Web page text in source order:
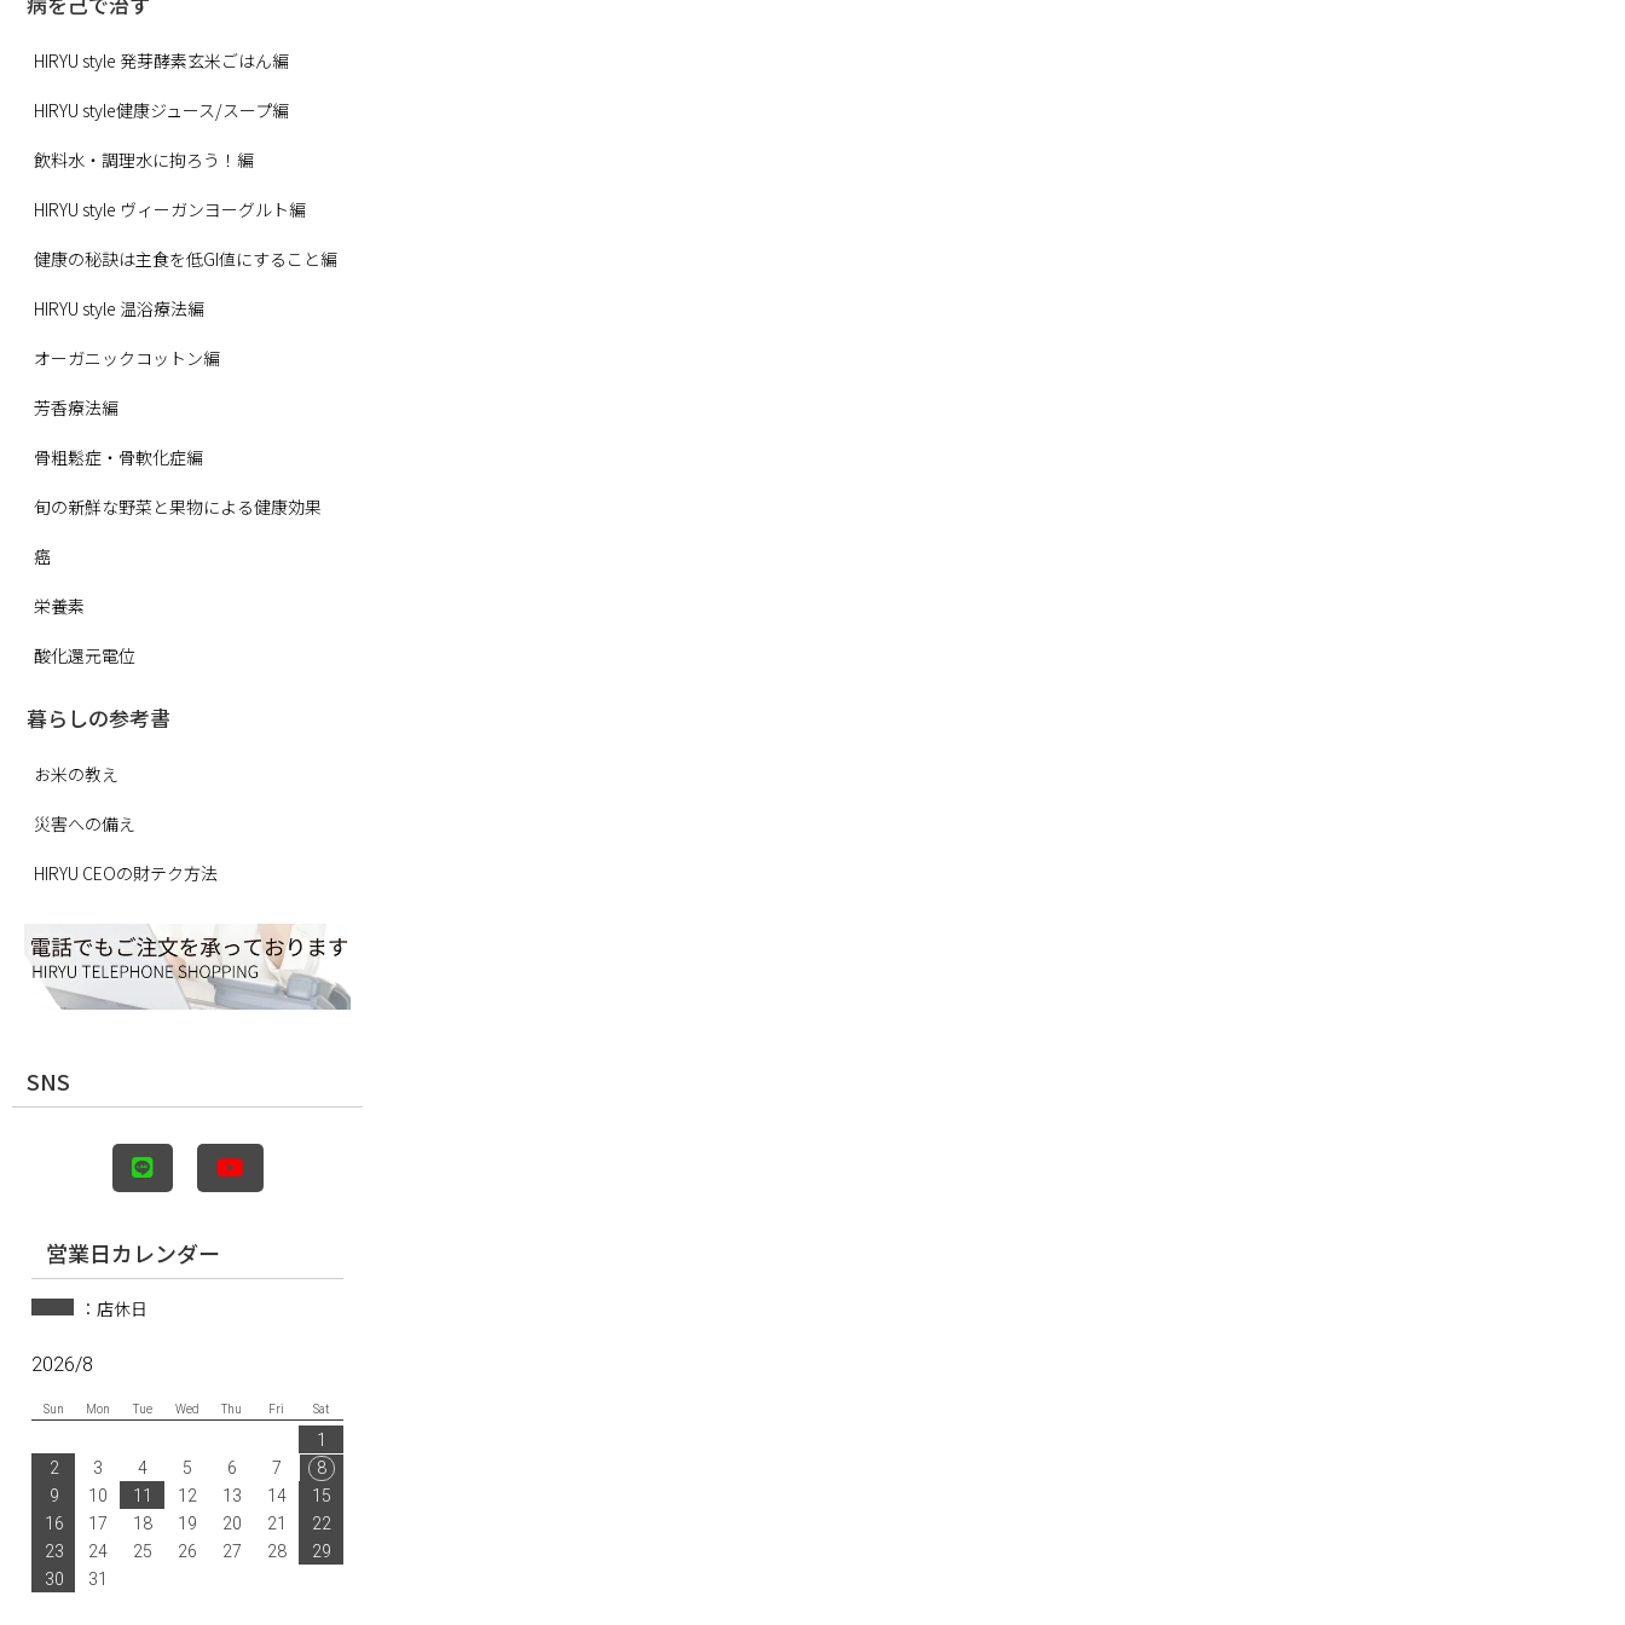
HIRYU style 発芽酵素玄米ごはん編
HIRYU style健康ジュース/スープ編
飲料水・調理水に拘ろう！編
HIRYU style ヴィーガンヨーグルト編
健康の秘訣は主食を低GI値にすること編
HIRYU style 温浴療法編
オーガニックコットン編
芳香療法編
骨粗鬆症・骨軟化症編
旬の新鮮な野菜と果物による健康効果
癌
栄養素
酸化還元電位
暮らしの参考書
お米の教え
災害への備え
HIRYU CEOの財テク方法
SNS
営業日カレンダー
：店休日
2026/8
Sun Mon Tue Wed Thu Fri Sat
1
2
3 4 5 6 7
8
9
10 11 12 13 14
15
16
17 18 19 20 21
22
23
24 25 26 27 28
29
30
31